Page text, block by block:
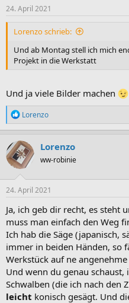
24. April 2021
Lorenzo schrieb:
Und ab Montag stell ich mich
Projekt in die Werkstatt
Und ja viele Bilder machen
R
e
a
k
t
i
o
n
e
:
Lorenzo
Lorenzo
ww-robinie
24. April 2021
Ja, ich geb dir recht, es steht
muss man einfach den Weg
Ich hab die Säge (japanisch,
immer in beiden Händen, so
Werkstück auf ne
Und wenn du genau schaust,
Schwalben (die ich nach den
leicht konisch gesägt. Und